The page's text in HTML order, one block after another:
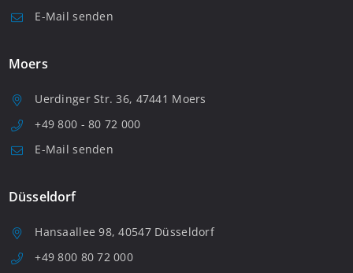
E-Mail senden
Moers
Uerdinger Str. 36, 47441 Moers
+49 800 - 80 72 000
E-Mail senden
Düsseldorf
Hansaallee 98, 40547 Düsseldorf
+49 800 80 72 000